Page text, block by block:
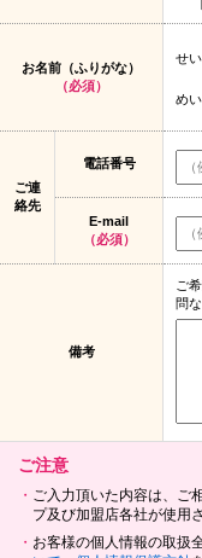
お名前（ふりがな）
（必須）
せい
めい
ご連
絡先
電話番号
E-mail
（必須）
備考
ご
問
ご注意
ご入力頂いた内容は、ご
プ及び加盟店各社が使用
お客様の個人情報の取扱